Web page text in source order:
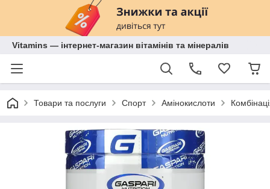
Vitamins — інтернет-магазин вітамінів та мінералів
Товари та послуги Спорт Амінокислоти